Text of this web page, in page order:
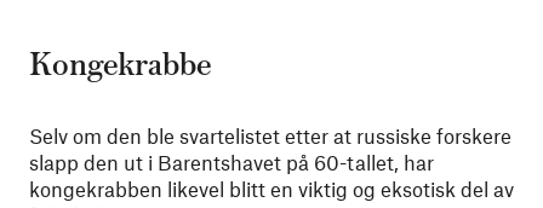
Kongekrabbe
Selv om den ble svartelistet etter at russiske forskere
slapp den ut i Barentshavet på 60-tallet, har
kongekrabben likevel blitt en viktig og eksotisk del av